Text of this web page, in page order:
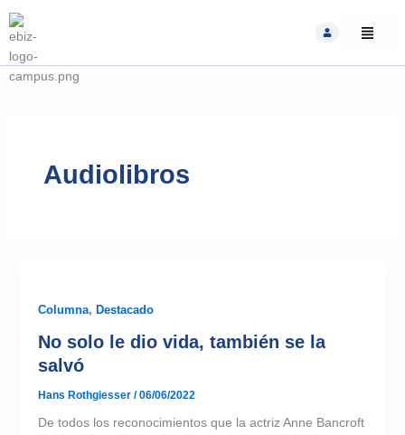
to
content
Audiolibros
Columna, Destacado
No solo le dio vida, también se la
salvó
Hans Rothgiesser /06/06/2022
De todos los reconocimientos que la actriz Anne Bancroft